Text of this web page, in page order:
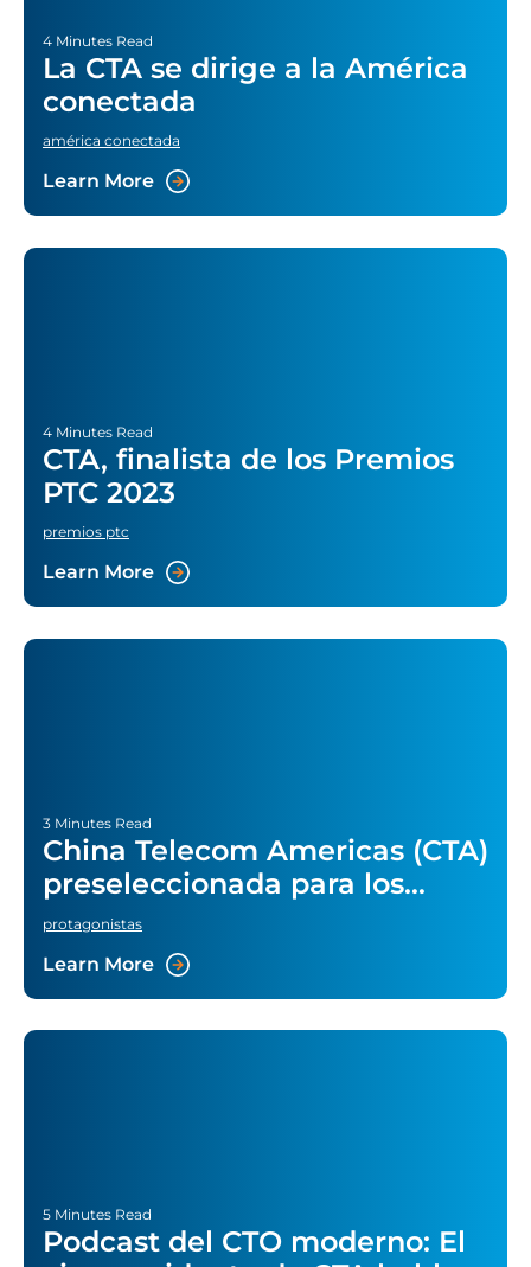
4 Minutes Read
La CTA se dirige a la América
conectada
américa conectada
Learn More
4 Minutes Read
CTA, finalista de los Premios
PTC 2023
premios ptc
Learn More
3 Minutes Read
China Telecom Americas (CTA)
preseleccionada para los
premios Leading Lights 2022
protagonistas
Learn More
5 Minutes Read
Podcast del CTO moderno: El